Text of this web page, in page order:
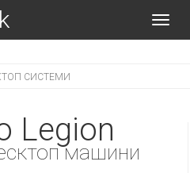
СИСТЕМИ
Legion
машини